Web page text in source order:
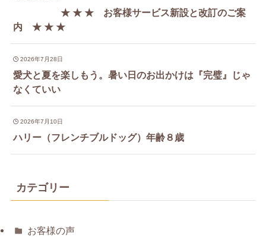
★ ★ ★ お客様サービス新設と改訂のご案
内 ★ ★ ★
2026年7月28日
愛犬と夏を楽しもう。暑い日のお出かけは『完璧』じゃ
なくていい
2026年7月10日
ハリー（フレンチブルドッグ）年齢８歳
カテゴリー
お客様の声